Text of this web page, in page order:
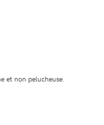
et non pelucheuse.